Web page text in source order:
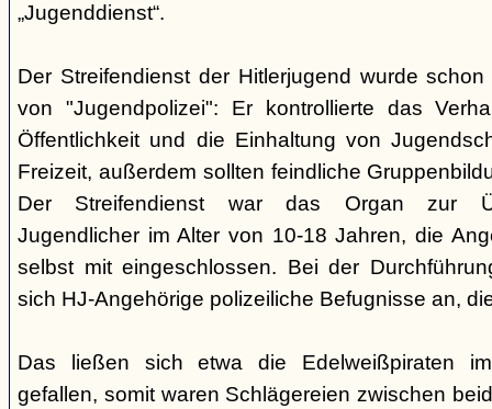
„Jugenddienst“.
Der Streifendienst der Hitlerjugend wurde
von "Jugendpolizei": Er kontrollierte das
Öffentlichkeit und die Einhaltung von
Freizeit, außerdem sollten feindliche
Der Streifendienst war das Organ zur
Jugendlicher im Alter von 10-18 Jahren, die
selbst mit eingeschlossen. Bei der
sich HJ-Angehörige polizeiliche Befugnisse an,
Das ließen sich etwa die Edelweißpiraten
gefallen, somit waren Schlägereien zwischen